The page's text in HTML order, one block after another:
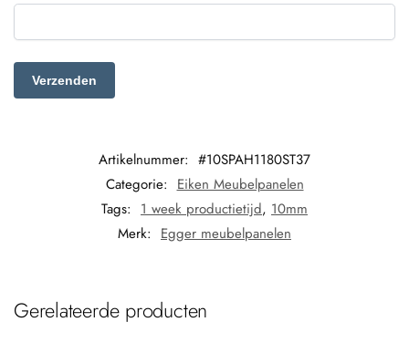
Artikelnummer: #10SPAH1180ST37
Categorie: Eiken Meubelpanelen
Tags: 1 week productietijd, 10mm
Merk: Egger meubelpanelen
Gerelateerde producten